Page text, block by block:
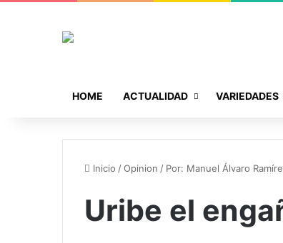
HOME ACTUALIDAD VARIEDADES
Inicio /Opinion / Por: Manuel Álvaro
Uribe el